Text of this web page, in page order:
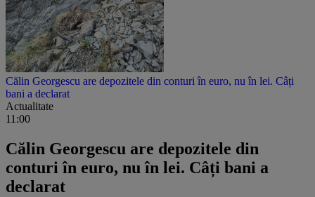
Călin Georgescu are depozitele din conturi în euro, nu în lei. Câți
bani a declarat
Actualitate
11:00
Călin Georgescu are depozitele din
conturi în euro, nu în lei. Câți bani a
declarat